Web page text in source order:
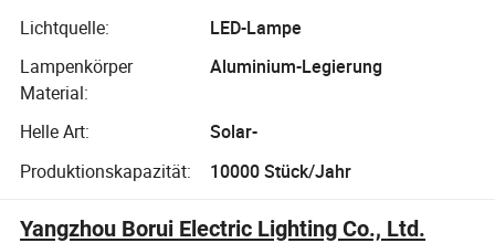
Solarlampe
Lichtquelle:
LED-Lampe
Lampenkörper
Material:
Aluminium-Legierung
Helle Art:
Solar-
Produktionskapazität:
10000 Stück/Jahr
Yangzhou Borui Electric Lighting Co., Ltd.